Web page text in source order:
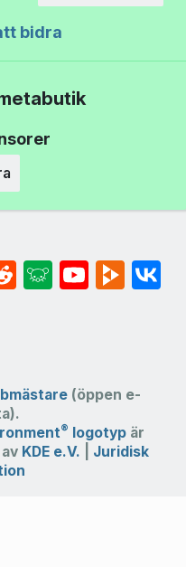
bidra
(öppen e-
® logotyp är
KDE e.V.
Juridisk